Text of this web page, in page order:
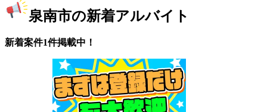
泉南市の新着アルバイト
新着案件1件掲載中！